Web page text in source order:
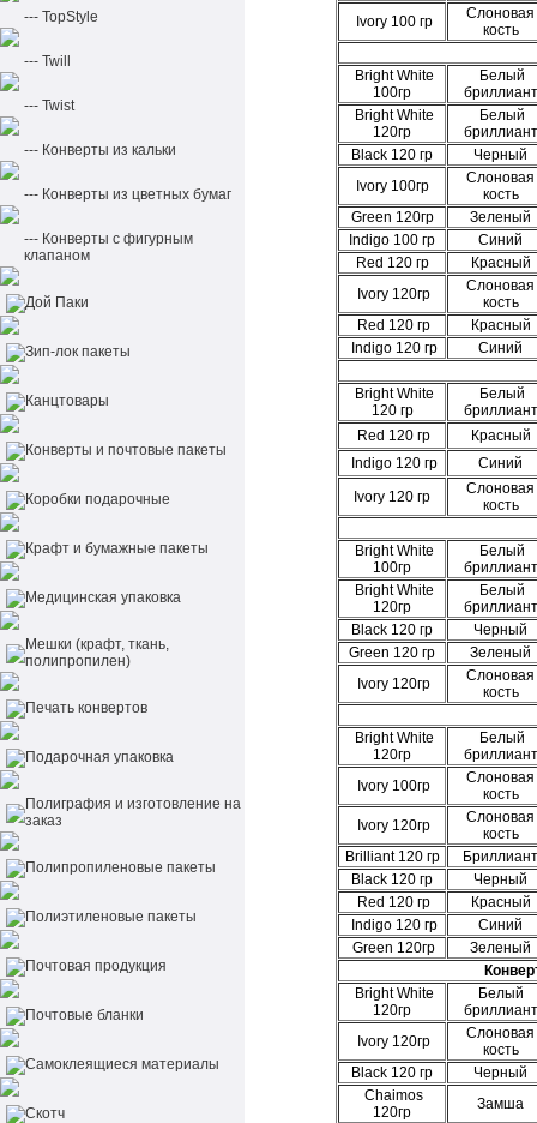
--- TopStyle
--- Twill
--- Twist
--- Конверты из кальки
--- Конверты из цветных бумаг
--- Конверты с фигурным
клапаном
Дой Паки
Зип-лок пакеты
Канцтовары
Конверты и почтовые пакеты
Коробки подарочные
Крафт и бумажные пакеты
Медицинская упаковка
Мешки (крафт, ткань,
полипропилен)
Печать конвертов
Подарочная упаковка
Полиграфия и изготовление на
заказ
Полипропиленовые пакеты
Полиэтиленовые пакеты
Почтовая продукция
Почтовые бланки
Самоклеящиеся материалы
Скотч
Ivory 100 гр
Слоновая
кость
Bright White
100гр
Белый
бриллиант
Bright White
120гр
Белый
бриллиант
Black 120 гр
Черный
Ivory 100гр
Слоновая
кость
Green 120гр
Зеленый
Indigo 100 гр
Синий
Red 120 гр
Красный
Ivory 120гр
Слоновая
кость
Red 120 гр
Красный
Indigo 120 гр
Синий
Bright White
120 гр
Белый
бриллиант
Red 120 гр
Красный
Indigo120 гр
Синий
Ivory 120 гр
Слоновая
кость
Bright White
100гр
Белый
бриллиант
Bright White
120гр
Белый
бриллиант
Black 120 гр
Черный
Green 120 гр
Зеленый
Ivory 120гр
Слоновая
кость
Bright White
120гр
Белый
бриллиант
Ivory 100гр
Слоновая
кость
Ivory 120гр
Слоновая
кость
Brilliant 120 гр
Бриллиант
Black 120 гр
Черный
Red 120 гр
Красный
Indigo 120 гр
Синий
Green 120гр
Зеленый
Bright White
120гр
Белый
бриллиант
Ivory 120гр
Слоновая
кость
Black 120 гр
Черный
Chaimos
120гр
Замша